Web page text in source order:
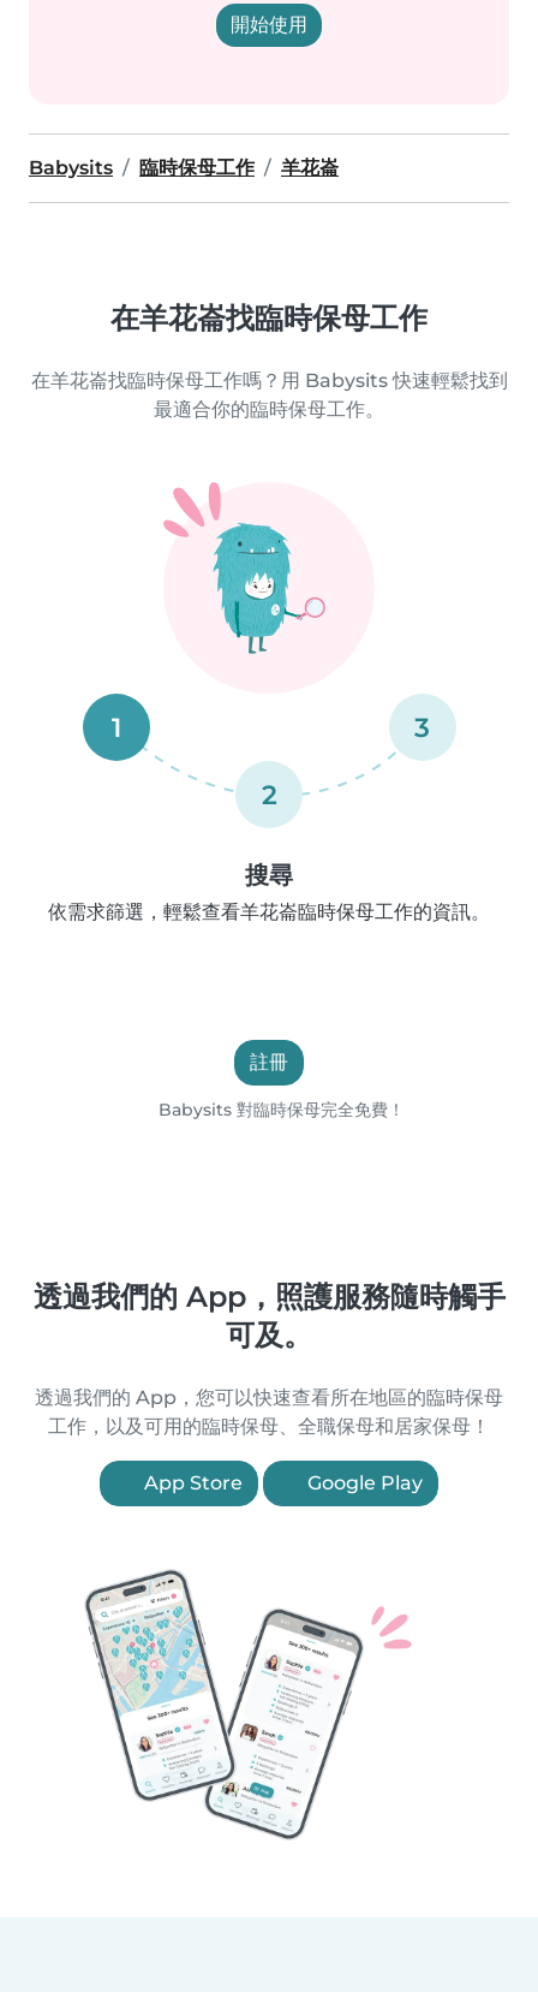
開始使用
Babysits 臨時保母工作 羊花崙
在羊花崙找臨時保母工作
在羊花崙找臨時保母工作嗎？用 Babysits 快速輕鬆找到
最適合你的臨時保母工作。
1
2
3
搜尋
依需求篩選，輕鬆查看羊花崙臨時保母工作的資訊。
註冊
Babysits 對臨時保母完全免費！
透過我們的 App，照護服務隨時觸手
可及。
透過我們的 App，您可以快速查看所在地區的臨時保母
工作，以及可用的臨時保母、全職保母和居家保母！
App Store Google Play